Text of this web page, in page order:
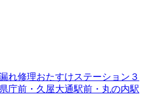
れ修理おたすけステーション３
庁前・久屋大通駅前・丸の内駅